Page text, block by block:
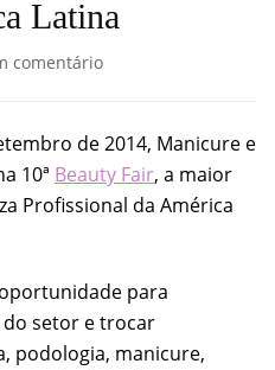
Latina
comentário
de 2014, Manicure e
10ª Beauty Fair, a maior
Profissional da América
para
setor e trocar
podologia, manicure,